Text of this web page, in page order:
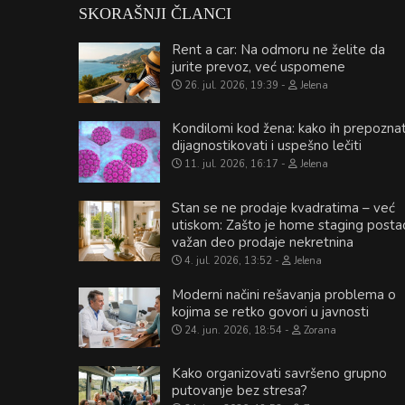
SKORAŠNJI ČLANCI
Rent a car: Na odmoru ne želite da
jurite prevoz, već uspomene
26. jul. 2026, 19:39 Jelena
Kondilomi kod žena: kako ih
dijagnostikovati i uspešno lečiti
11. jul. 2026, 16:17 Jelena
Stan se ne prodaje kvadratima – već
utiskom: Zašto je home staging
važan deo prodaje nekretnina
4. jul. 2026, 13:52 Jelena
Moderni načini rešavanja problema o
kojima se retko govori u javnosti
24. jun. 2026, 18:54 Zorana
Kako organizovati savršeno grupno
putovanje bez stresa?